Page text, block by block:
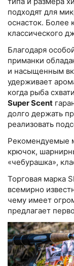
подходят для
оснасток. Более
классического
Благодаря
приманки
и насыщенным
удерживает
когда рыба
Super Scent
долго держать
реализовать
Рекомендуемые
крючок,
«чебурашка»,
Торговая марка
всемирно
чему имеет
предлагает